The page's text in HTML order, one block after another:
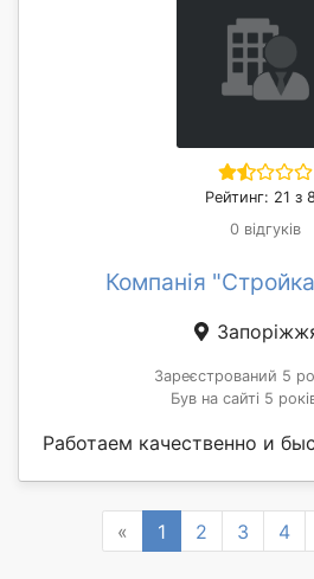
Рейтинг: 21 з
0 відгуків
Компанія
Зареєстрований 5
Був на сайті 5
Работаем качественно и
« Previous
1 2 3 4